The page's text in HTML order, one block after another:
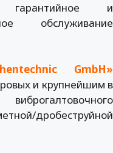
гарантийное и
обслуживание
GmbH»
и крупнейшим в
дробеструйной